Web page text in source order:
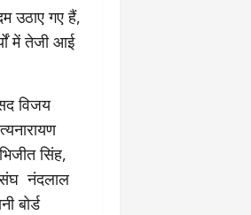
उठाए गए हैं,
में तेजी आई
विजय
सिंह,
संघ नंदलाल
बोर्ड